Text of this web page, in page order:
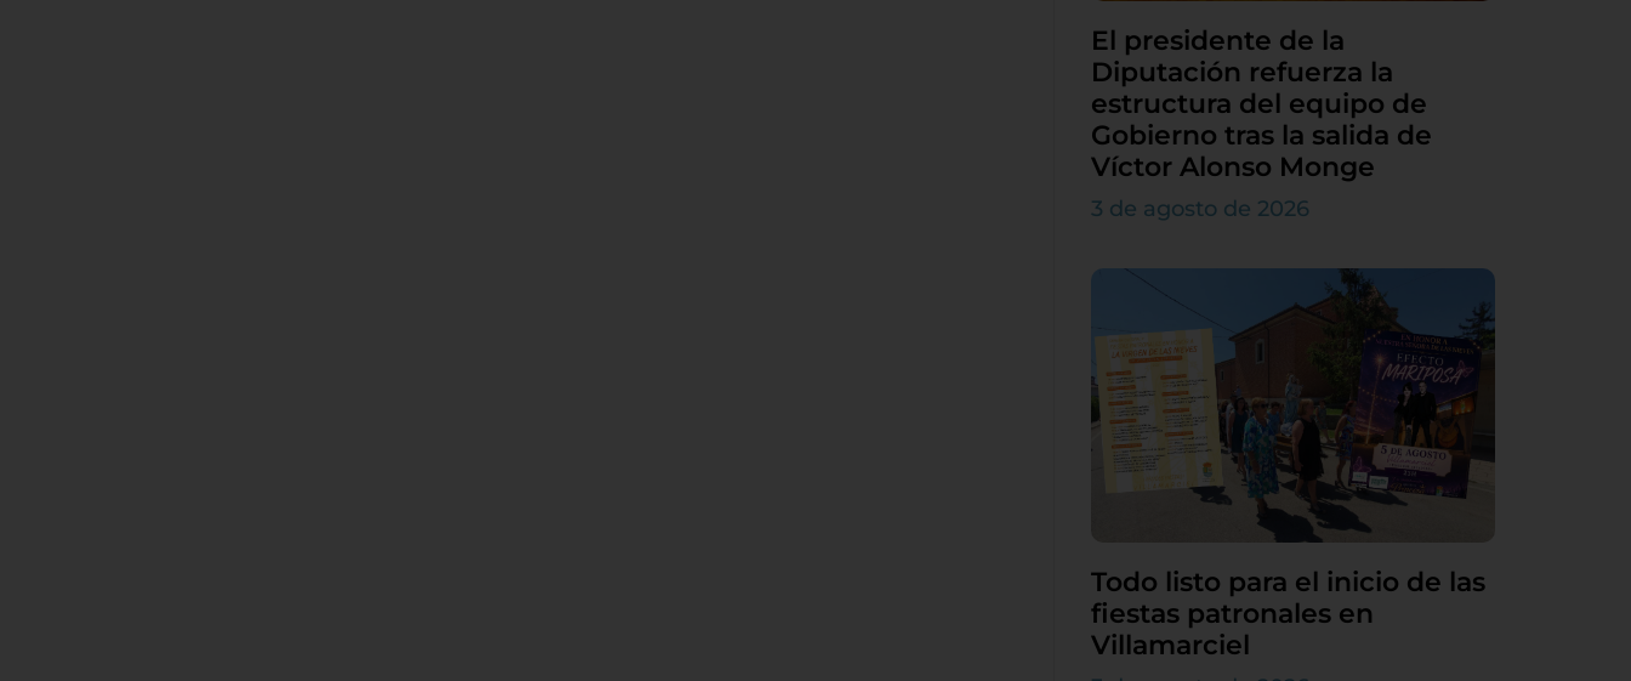
El presidente de la
Diputación refuerza la
estructura del equipo de
Gobierno tras la salida de
Víctor Alonso Monge
3 de agosto de 2026
Todo listo para el inicio de las
fiestas patronales en
Villamarciel